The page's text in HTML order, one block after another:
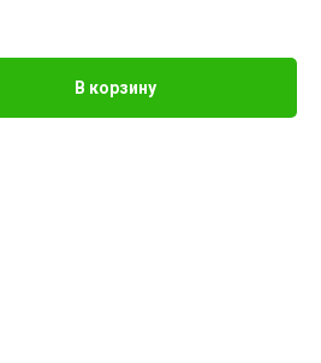
В корзину